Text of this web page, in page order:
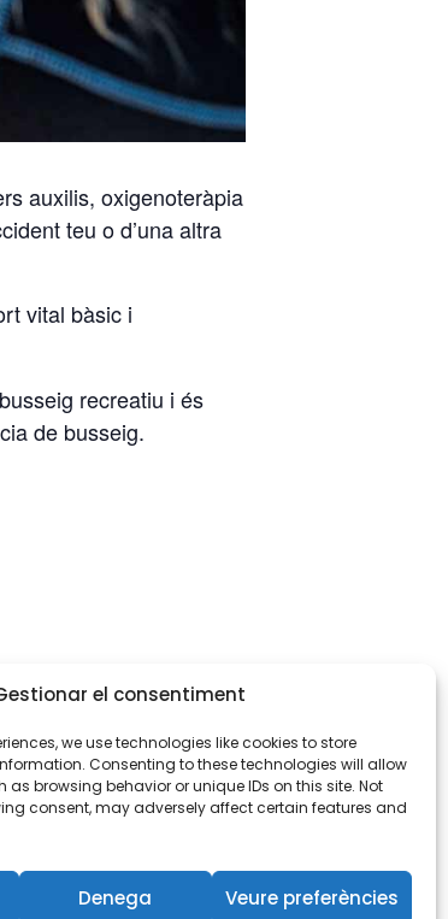
el consentiment
we use technologies like cookies to store
Consenting to these technologies will allow
browsing behavior or unique IDs on this site. Not
consent, may adversely affect certain features and
Denega Veure preferències
auxilis, oxigenoteràpia
teu o d’una altra
vital bàsic i
recreatiu i és
de busseig.
Nitrox 40